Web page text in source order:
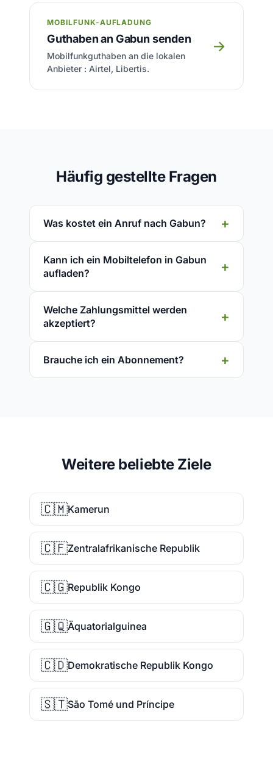
MOBILFUNK-AUFLADUNG
Guthaben an Gabun senden
Mobilfunkguthaben an die lokalen
Anbieter : Airtel, Libertis.
→
Häufig gestellte Fragen
Was kostet ein Anruf nach Gabun?
Kann ich ein Mobiltelefon in Gabun
aufladen?
Welche Zahlungsmittel werden
akzeptiert?
Brauche ich ein Abonnement?
Weitere beliebte Ziele
🇨🇲Kamerun
🇨🇫Zentralafrikanische Republik
🇨🇬Republik Kongo
🇬🇶Äquatorialguinea
🇨🇩Demokratische Republik Kongo
🇸🇹São Tomé und Príncipe